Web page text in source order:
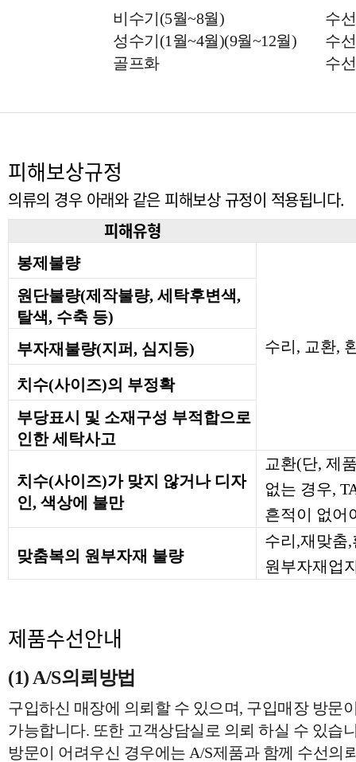
비수기(5월~8월)
수선
성수기(1월~4월)(9월~12월) 수선
골프화(1월~4월)(9월~12월) 수선
피해보상규정
의류의 경우 아래와 같은 피해보상 규정이 적용됩니다.
피해유형
봉제불량
수리, 교환,
원단불량(제작불량, 세탁후변색,
탈색, 수축 등)
부자재불량(지퍼, 심지등)
치수(사이즈)의 부정확
부당표시 및 소재구성 부적합으로
인한 세탁사고
치수(사이즈)가 맞지 않거나 디자
인, 색상에 불만
교환(단, 제
없는 경우,
흔적이 없어
맞춤복의 원부자재 불량
수리,재맞춤
원부자재업
제품수선안내
(1) A/S의뢰방법
구입하신 매장에 의뢰할 수 있으며, 구입매장 방문
가능합니다. 또한 고객상담실로 의뢰 하실 수 있습
방문이 어려우신 경우에는 A/S제품과 함께 수선의